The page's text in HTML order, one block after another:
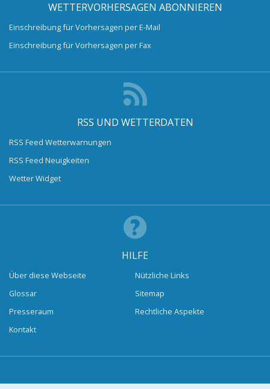
WETTERVORHERSAGEN ABONNIEREN
Einschreibung für Vorhersagen per E-Mail
Einschreibung für Vorhersagen per Fax
RSS UND WETTERDATEN
RSS Feed Wetterwarnungen
RSS Feed Neuigkeiten
Wetter Widget
HILFE
Über diese Webseite
Glossar
Presseraum
Kontakt
Nützliche Links
Sitemap
Rechtliche Aspekte